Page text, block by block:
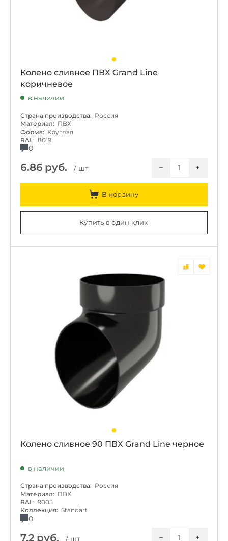
Колено сливное ПВХ Grand Line
коричневое
в наличии
Страна производства: Россия
Материал: ПВХ
Форма: Круглая
RAL: 8019
0
/ шт
6.86 руб. +
−
В корзину
Купить в один клик
Колено сливное 90 ПВХ Grand Line черное
в наличии
Страна производства: Россия
Материал: ПВХ
RAL: 9005
Коллекция: Standart
0
/ шт
7.2 руб. +
−